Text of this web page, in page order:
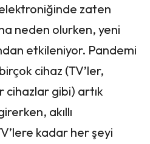
elektroniğinde zaten
neden olurken, yeni
etkileniyor. Pandemi
cihaz (TV’ler,
gibi) artık
akıllı
kadar her şeyi